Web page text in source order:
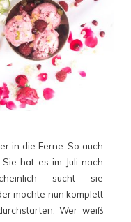
in die Ferne. So auch
Sie hat es im Juli nach
sucht sie
möchte nun komplett
Wer weiß